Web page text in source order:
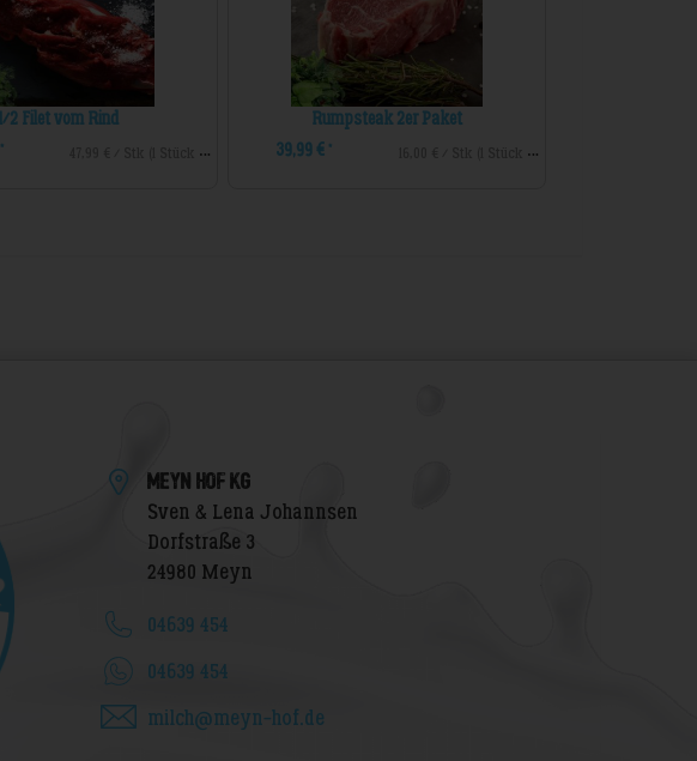
1/2 Filet vom Rind
* 47,99 € / Stk (1 Stück ca. 800g)
Rumpsteak 2er Paket
39,99 € * 16,00 € / Stk (1 Stück ca. 400g)
MEYN HOF KG
Sven & Lena Johannsen
Dorfstraße 3
24980 Meyn
04639 454
04639 454
milch@meyn-hof.de